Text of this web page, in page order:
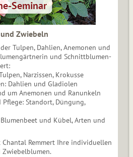
Zwiebeln
Tulpen, Dahlien, Anemonen und
und Schnittblumen-
Narzissen, Krokusse
Dahlien und Gladiolen
um Anemonen und Ranunkeln
Standort, Düngung,
und Kübel, Arten und
Remmert Ihre individuellen
Zwiebelblumen.